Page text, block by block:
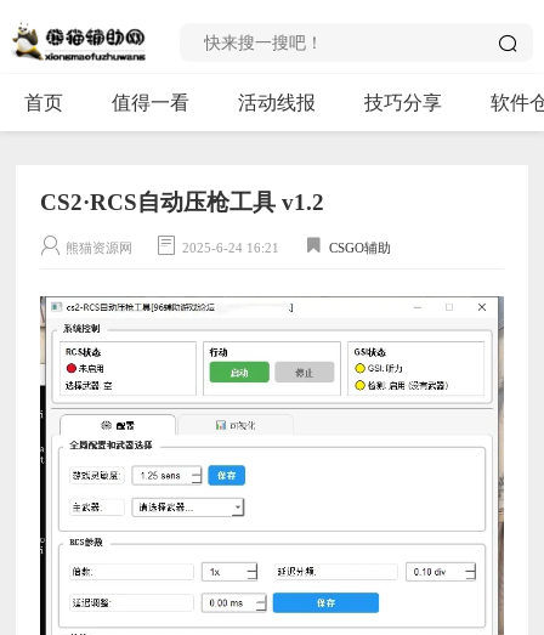
首页 值得一看 活动线报 技巧分享 软件
CS2·RCS自动压枪工具 v1.2
熊猫资源网 2025-6-24 16:21 CSGO辅助